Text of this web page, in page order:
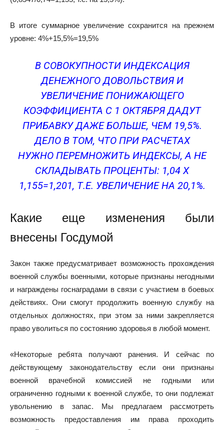
В итоге суммарное увеличение сохранится на прежнем
уровне: 4%+15,5%=19,5%
В СОВОКУПНОСТИ ИНДЕКСАЦИЯ
ДЕНЕЖНОГО ДОВОЛЬСТВИЯ И
УВЕЛИЧЕНИЕ ПОНИЖАЮЩЕГО
КОЭФФИЦИЕНТА С 1 ОКТЯБРЯ ДАДУТ
ПРИБАВКУ ДАЖЕ БОЛЬШЕ, ЧЕМ 19,5%.
ДЕЛО В ТОМ, ЧТО ПРИ РАСЧЕТАХ
НУЖНО ПЕРЕМНОЖИТЬ ИНДЕКСЫ, А НЕ
СКЛАДЫВАТЬ ПРОЦЕНТЫ: 1,04 Х
1,155=1,201, Т.Е. УВЕЛИЧЕНИЕ НА 20,1%.
Какие еще изменения были
внесены Госдумой
Закон также предусматривает возможность прохождения
военной службы военными, которые признаны негодными
и награждены госнаградами в связи с участием в боевых
действиях. Они смогут продолжить военную службу на
отдельных должностях, при этом за ними закрепляется
право уволиться по состоянию здоровья в любой момент.
«Некоторые ребята получают ранения. И сейчас по
действующему законодательству если они признаны
военной врачебной комиссией не годными или
ограниченно годными к военной службе, то они подлежат
увольнению в запас. Мы предлагаем рассмотреть
возможность предоставления им права проходить